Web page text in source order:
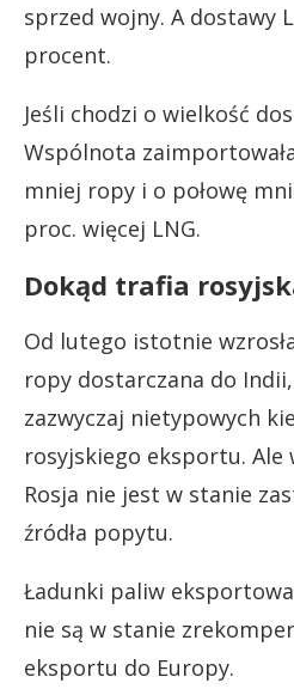
sprzed wojny. A dostawy
procent.
Jeśli chodzi o wielkość
Wspólnota
mniej ropy i o połowę
proc. więcej LNG.
Dokąd trafia
Od lutego istotnie
ropy dostarczana do
zazwyczaj nietypowych
rosyjskiego eksportu.
Rosja nie jest w stanie
źródła popytu.
Ładunki paliw
nie są w stanie
eksportu do Europy.